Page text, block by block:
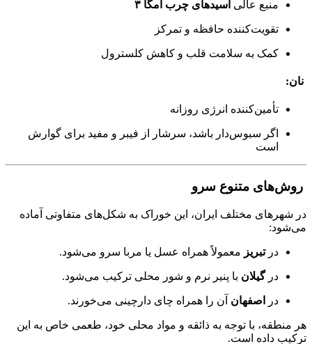
منبع عالی اسیدهای چرب امگا ۳
تقویت‌کننده حافظه و تمرکز
کمک به سلامت قلب و کاهش کلسترول
نان:
تأمین‌کننده انرژی روزانه
اگر سبوس‌دار باشد، سرشار از فیبر و مفید برای گوارش
است
روش‌های متنوع سرو
در شهرهای مختلف ایران، این خوراک به شکل‌های متفاوتی آماده
می‌شود:
درتبریز معمولاً همراه عسل یا مربا سرو می‌شود.
درگیلان با پنیر نرم و شور محلی ترکیب می‌شود.
در اصفهان آن را همراه چای دارچینی می‌خورند.
هر منطقه، با توجه به ذائقه و مواد محلی خود، طعمی خاص به این
ترکیب داده است.